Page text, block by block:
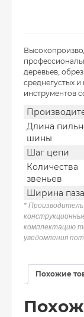
деревьев,
среднегустых
инструментов
Длина
шины
Шаг цепи
Количества
звеньев
Ширина паза
*
комплектацию
уведомления
Похожие